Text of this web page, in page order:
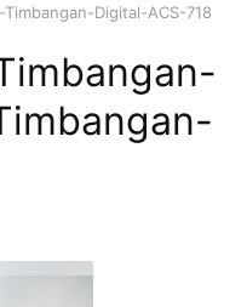
Digital-ACS-718